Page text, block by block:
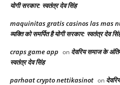
योगी सरकार: स्वतंत्र देव सिंह
maquinitas gratis casinos las mas
व्यक्ति को समर्पित है योगी सरकार: स्वतंत्र देव
craps game app on देवरिय समाज के
स्वतंत्र देव सिंह
parhaat crypto nettikasinot on